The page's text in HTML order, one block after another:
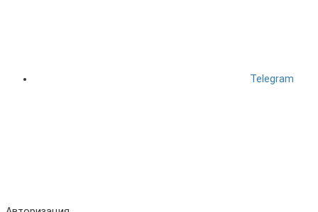
Telegram